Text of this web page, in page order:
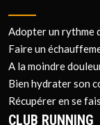
Adopter un rythme
Faire un
A la moindre
Bien hydrater son
Récupérer en se
CLUB RUNNING